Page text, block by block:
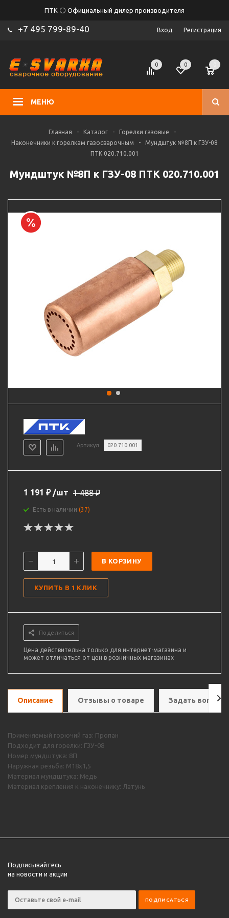
ПТК ⚪ Официальный дилер производителя
+7 495 799-89-40 Вход Регистрация
МЕНЮ
0 0
Главная - Каталог - Горелки газовые
-
Наконечники к горелкам газосварочным
-
Мундштук №8П к ГЗУ-08
ПТК 020.710.001
Мундштук №8П к ГЗУ-08 ПТК 020.710.001
Артикул 020.710.001
1 191 ₽ /шт 1 488₽
Есть в наличии (37)
В КОРЗИНУ
КУПИТЬ В 1 КЛИК
Поделиться
Цена действительна только для интернет-магазина и
может отличаться от цен в розничных магазинах
Описание Отзывы о товаре Задать вопрос
Применяемый горючий газ: Пропан
Подходит для горелки: ГЗУ-08
Номер мундштука: 8П
Наружная резьба: М18х1,5
Материал мундштука: Медь
Материал крепления к наконечнику: Латунь
Подписывайтесь
на новости и акции